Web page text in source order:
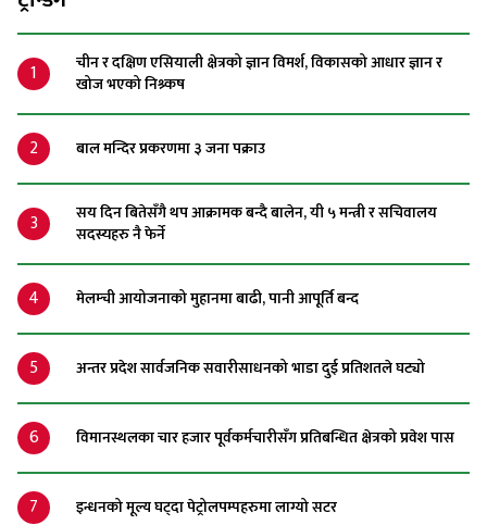
1
चीन र दक्षिण एसियाली क्षेत्रको ज्ञान विमर्श, विकासको आधार ज्ञान र
खोज भएको निश्र्कष
2 बाल मन्दिर प्रकरणमा ३ जना पक्राउ
3
सय दिन बितेसँगै थप आक्रामक बन्दै बालेन, यी ५ मन्त्री र सचिवालय
सदस्यहरु नै फेर्ने
4 मेलम्ची आयोजनाको मुहानमा बाढी, पानी आपूर्ति बन्द
5 अन्तर प्रदेश सार्वजनिक सवारीसाधनको भाडा दुई प्रतिशतले घट्यो
6 विमानस्थलका चार हजार पूर्वकर्मचारीसँग प्रतिबन्धित क्षेत्रको प्रवेश पास
7 इन्धनको मूल्य घट्दा पेट्रोलपम्पहरुमा लाग्यो सटर